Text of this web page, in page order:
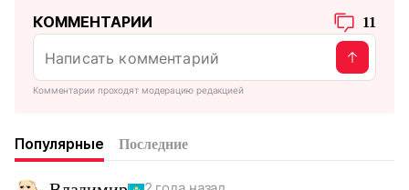
КОММЕНТАРИИ 11
Комментарии проходят модерацию редакцией
Популярные Последние